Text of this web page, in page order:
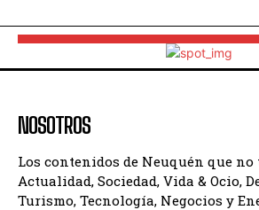
NOSOTROS
Los contenidos de Neuquén que no
Actualidad, Sociedad, Vida & Ocio,
Turismo, Tecnología, Negocios y